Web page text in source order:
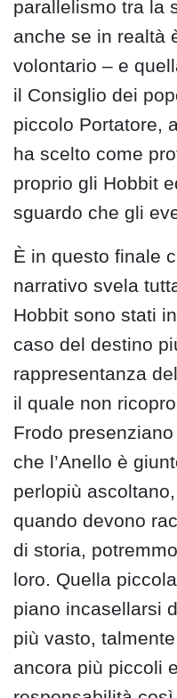
parallelismo tra la
anche se in realtà
volontario – e
il Consiglio dei
piccolo Portatore,
ha scelto come
proprio gli Hobbit
sguardo che gli
È in questo finale
narrativo svela
Hobbit sono stati
caso del destino
rappresentanza
il quale non
Frodo
che l’Anello è
perlopiù
quando devono
di storia,
loro. Quella
piano incasellarsi
più vasto,
ancora più piccoli